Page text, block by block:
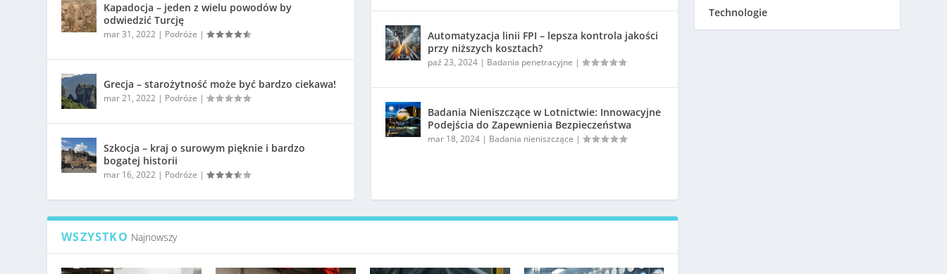
Kapadocja – jeden z wielu powodów by
odwiedzić Turcję
mar 31, 2022 | Podróże |
Grecja – starożytność może być bardzo ciekawa!
mar 21, 2022 | Podróże |
Szkocja – kraj o surowym pięknie i bardzo
bogatej historii
mar 16, 2022 | Podróże |
Automatyzacja linii FPI – lepsza kontrola jakości
przy niższych kosztach?
paź 23, 2024| Badania penetracyjne |
Badania Nieniszczące w Lotnictwie: Innowacyjne
Podejścia do Zapewnienia Bezpieczeństwa
mar 18, 2024| Badania nieniszczące |
WSZYSTKO Najnowszy
Technologie